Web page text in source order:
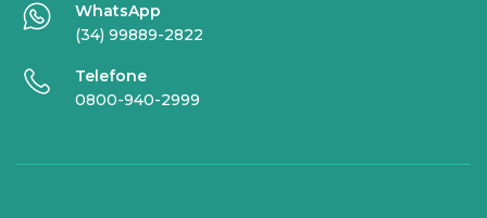
SERVIÇOS
DIGITAIS
Compartilhe Energia
WhatsApp
(34) 99889-2822
Telefone
0800-940-2999